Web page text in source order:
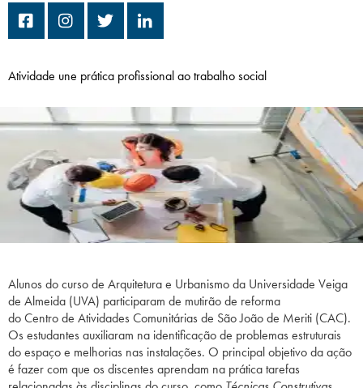
Campi/Unidades
INSCREVA-SE SOLICITE INFORMAÇÕES
ÁREA DO ALUNO LOGIN
Atividade une prática profissional ao trabalho social
Alunos do curso de Arquitetura e Urbanismo da Universidade Veiga
de Almeida (UVA) participaram de mutirão de reforma
do Centro de Atividades Comunitárias de São João de Meriti (CAC).
Os estudantes auxiliaram na identificação de problemas estruturais
do espaço e melhorias nas instalações. O principal objetivo da ação
é fazer com que os discentes aprendam na prática tarefas